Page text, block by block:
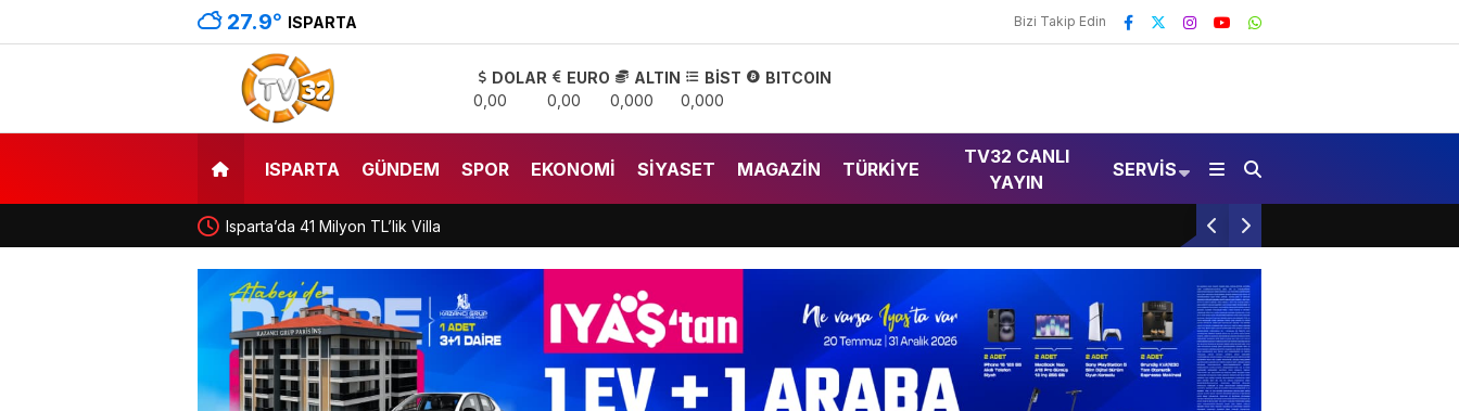
27.9° ISPARTA Bizi Takip Edin
DOLAR
0,00
EURO
0,00
ALTIN
0,000
BİST
0,000
BITCOIN
ISPARTA GÜNDEM SPOR EKONOMI SIYASET MAGAZIN TÜRKIYE
TV32 CANLI
YAYIN
SERVIS
Isparta’da 41 Milyon TL’lik Villa Isparta’da Emzirme Haftası Kutlandı